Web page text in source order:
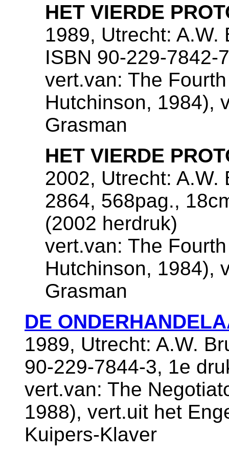
HET VIERDE
1989, Utrecht:
ISBN 90-229-7842-
vert.van: The
Hutchinson, 1984),
Grasman
HET VIERDE
2002, Utrecht: A.W.
2864, 568pag.,
(2002 herdruk)
vert.van: The
Hutchinson, 1984),
Grasman
DE
1989, Utrecht: A.W.
90-229-7844-3, 1e
vert.van: The
1988), vert.uit het
Kuipers-Klaver